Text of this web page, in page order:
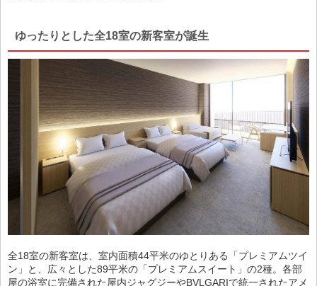
ゆったりとした全18室の新客室が誕生
全18室の新客室は、室内面積44平米のゆとりある「プレミアムツイ
ン」と、広々とした89平米の「プレミアムスイート」の2種。各部
屋の浴室に完備された屋内ジャグジーやBVLGARIで統一されたアメ